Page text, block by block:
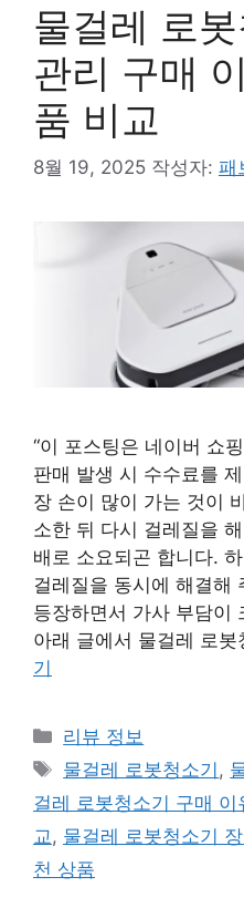
물걸레 로
관리 구매
품 비교
8월 19, 2025 작성자: 패
“이 포스팅은 네이버 쇼
판매 발생 시 수수료를
장 손이 많이 가는 것이
소한 뒤 다시 걸레질을
배로 소요되곤 합니다.
걸레질을 동시에 해결해
등장하면서 가사 부담이
아래 글에서 물걸레 로
기
카
테
리
리뷰 정보
태
그
물걸레 로봇청소기 ,
걸레 로봇청소기 구매 이
교, 물걸레 로봇청소기
천 상품